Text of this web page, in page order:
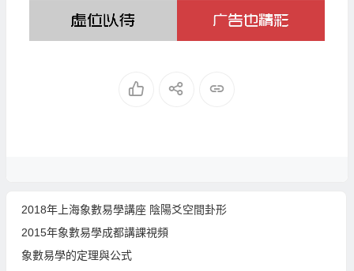
2018年上海象數易學講座 陰陽爻空間卦形
2015年象數易學成都講課視頻
象數易學的定理與公式